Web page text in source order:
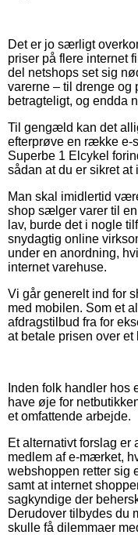
Det er jo særligt
priser på flere internet
del netshops set sig
varerne – til drenge og
betragteligt, og endda
Til gengæld kan det
efterprøve en række e-
Superbe 1 Elcykel
sådan at du er sikret
Man skal imidlertid
shop sælger varer til
lav, burde det i nogle
snydagtig online
under en anordning,
internet varehuse.
Vi går generelt ind for
med mobilen. Som et
afdragstilbud fra for
at betale prisen over
Inden folk handler hos
have øje for
et omfattende arbejde.
Et alternativt forslag er
medlem af e-mærket,
webshoppen retter sig
samt at internet
sagkyndige der
Derudover tilbydes du
skulle få dilemmaer